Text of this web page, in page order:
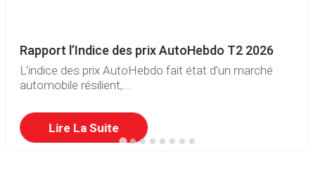
Rapport l’Indice des prix AutoHebdo T2 2026
L’indice des prix AutoHebdo fait état d’un marché
automobile résilient,...
Lire La Suite